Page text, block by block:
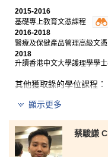
2015-2016
基礎專上教育文憑課程
2016-2018
醫療及保健產品管理高級文憑
2018
升讀香港中文大學護理學學
其他獲取錄的學位課程：
香港大學護理學學士
從小開始我就已經對護理
擇報讀醫療及保健產品管
關醫療專業的知識，包
顯示更多
蔡駿謙